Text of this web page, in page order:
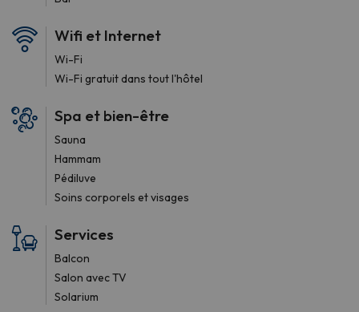
Wifi et Internet
Wi-Fi
Wi-Fi gratuit dans tout l'hôtel
Spa et bien-être
Sauna
Hammam
Pédiluve
Soins corporels et visages
Services
Balcon
Salon avec TV
Solarium